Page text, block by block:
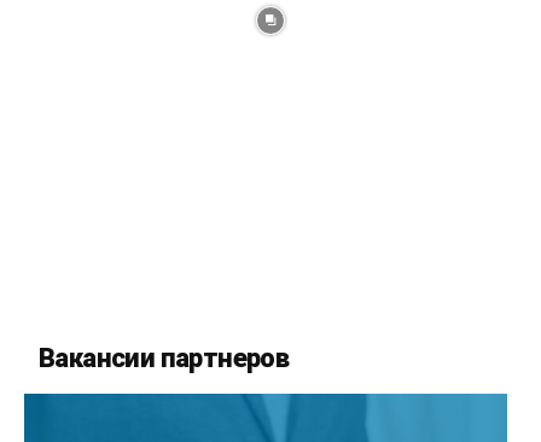
Вакансии партнеров